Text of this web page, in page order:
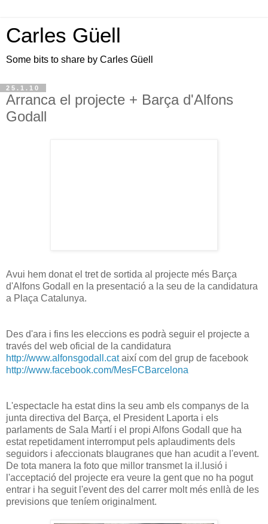
Carles Güell
Some bits to share by Carles Güell
25.1.10
Arranca el projecte + Barça d'Alfons
Godall
Avui hem donat el tret de sortida al projecte més Barça
d'Alfons Godall en la presentació a la seu de la candidatura
a Plaça Catalunya.
Des d'ara i fins les eleccions es podrà seguir el projecte a
través del web oficial de la candidatura
http://www.alfonsgodall.cataixí com del grup de facebook
http://www.facebook.com/MesFCBarcelona
L'espectacle ha estat dins la seu amb els companys de la
junta directiva del Barça, el President Laporta i els
parlaments de Sala Martí i el propi Alfons Godall que ha
estat repetidament interromput pels aplaudiments dels
seguidors i afeccionats blaugranes que han acudit a l'event.
De tota manera la foto que millor transmet la il.lusió i
l'acceptació del projecte era veure la gent que no ha pogut
entrar i ha seguit l'event des del carrer molt més enllà de les
previsions que teníem originalment.